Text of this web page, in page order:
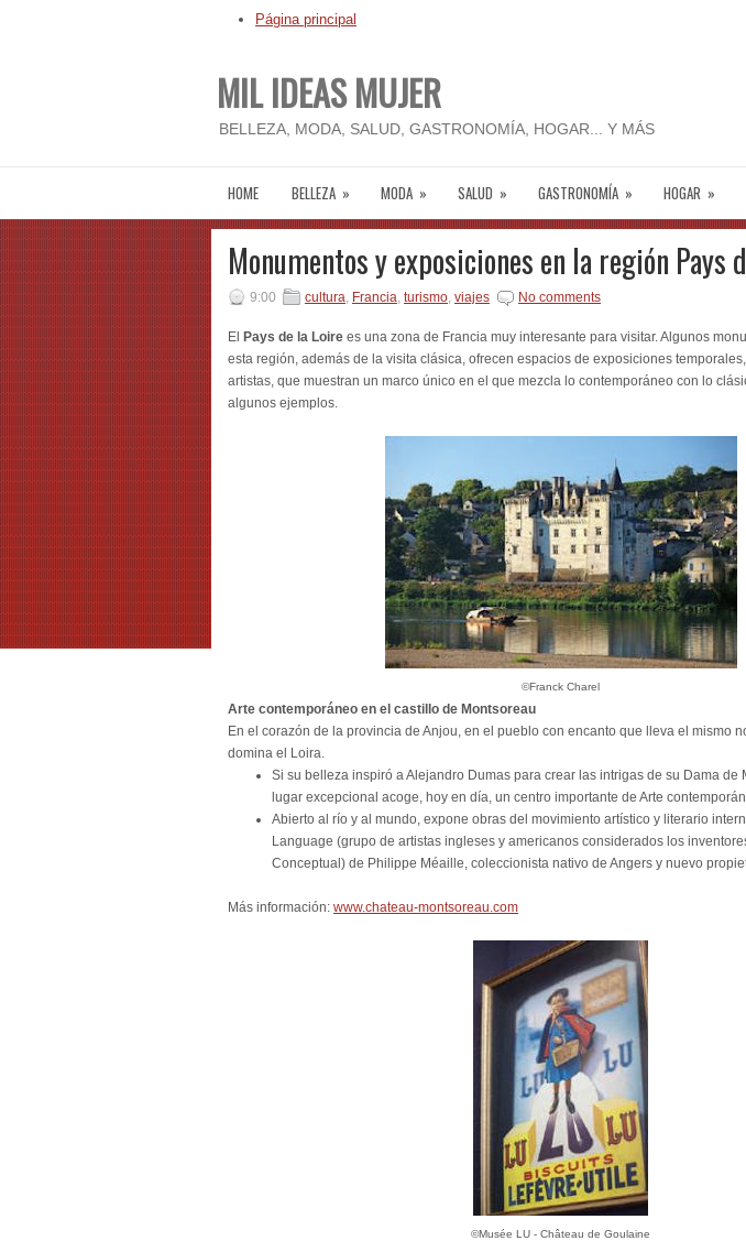
Página principal
MIL IDEAS MUJER
BELLEZA, MODA, SALUD, GASTRONOMÍA, HOGAR... Y MÁS
HOME BELLEZA » MODA » SALUD » GASTRONOMÍA » HOGAR »
Monumentos y exposiciones en la región Pays
9:00 cultura, Francia, turismo, viajes No comments
El Pays de la Loire es una zona de Francia muy interesante para visitar. Algunos
esta región, además de la visita clásica, ofrecen espacios de exposiciones
artistas, que muestran un marco único en el que mezcla lo contemporáneo con lo
algunos ejemplos.
©Franck Charel
Arte contemporáneo en el castillo de Montsoreau
En el corazón de la provincia de Anjou, en el pueblo con encanto que lleva el mismo
domina el Loira.
Si su belleza inspiró a Alejandro Dumas para crear las intrigas de su Dama de
lugar excepcional acoge, hoy en día, un centro importante de Arte
Abierto al río y al mundo, expone obras del movimiento artístico y literario
Language (grupo de artistas ingleses y americanos considerados los
Conceptual) de Philippe Méaille, coleccionista nativo de Angers y nuevo
Más información: www.chateau-montsoreau.com
©Musée LU - Château de Goulaine